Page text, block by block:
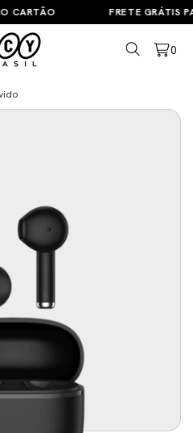
CARTÃO FRETE GRÁTIS
0